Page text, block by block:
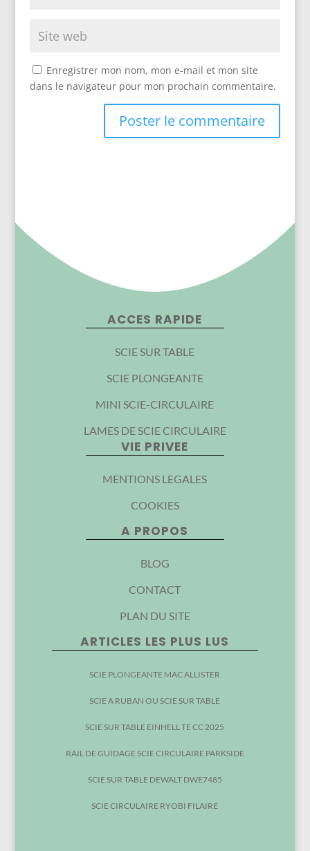
Enregistrer mon nom, mon e-mail et mon site
dans le navigateur pour mon prochain commentaire.
ACCES RAPIDE
SCIE SUR TABLE
SCIE PLONGEANTE
MINI SCIE-CIRCULAIRE
LAMES DE SCIE CIRCULAIRE
VIE PRIVEE
MENTIONS LEGALES
COOKIES
A PROPOS
BLOG
CONTACT
PLAN DU SITE
ARTICLES LES PLUS LUS
SCIE PLONGEANTE MAC ALLISTER
SCIE A RUBAN OU SCIE SUR TABLE
SCIE SUR TABLE EINHELL TE CC 2025
RAIL DE GUIDAGE SCIE CIRCULAIRE PARKSIDE
SCIE SUR TABLE DEWALT DWE7485
SCIE CIRCULAIRE RYOBI FILAIRE